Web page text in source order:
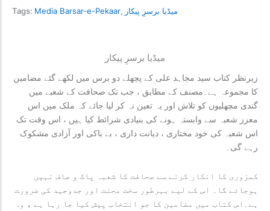
Tags: Media Barsar-e-Pekaar, میڈیا برسرِ پیکار
میڈیا برسرِ پیکار
زیرنظر کتاب سید مجاہد علی کے پچھلے دو برس میں لکھے گئے مضامین
کا مجموعہ ہے۔مصنف کے مطابق ، جب تک صحافت کے شعبے میں
گندی مچھلیوں کو تلاش اور یہ تعین نہ کر لیا جائے کہ ملک میں اس
معزز شعبہ سے وابستہ ہونے کی بنیادی شرائط کیا ہیں ، اس وقت تک
اس شعبہ کی خود مختاری ، دیانت داری ، بے باکی اور آزادی مشکوک
رہے گی۔
کمزوری کا انکار کرنے سے صحافت کا شعبہ پاک و صاف نہیں
ہوجائے گا۔ اس کے لیے بہرطور سخت محنت اور جدوجہد کی ضرورت
ہے۔اس کتاب میں مضامین کا جو انتخاب پیش کیا جا رہا ہے ، وہ